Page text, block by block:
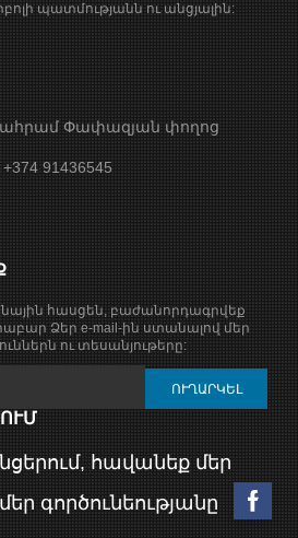
պատմությանն ու անցյալին:
Փափազյան փողոց
91436545
հասցեն, բաժանորդագրվեք
Ձեր e-mail-ին ստանալով մեր
ու տեսանյութերը:
հավանեք մեր
գործունեությանը